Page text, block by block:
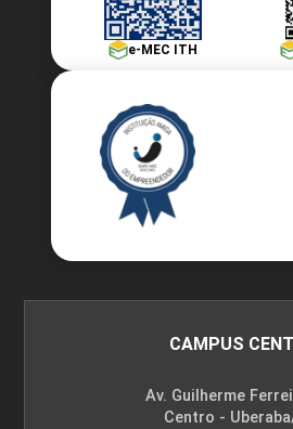
e-MEC ITH
CAMPUS
Av. Guilherme
Centro -